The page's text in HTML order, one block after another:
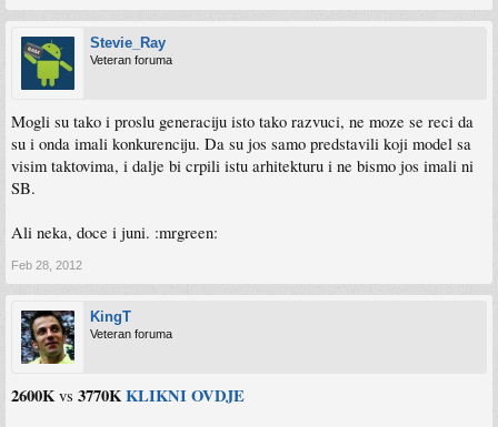
Stevie_Ray
Veteran foruma
Mogli su tako i proslu generaciju isto tako razvuci, ne moze se reci da
su i onda imali konkurenciju. Da su jos samo predstavili koji model sa
visim taktovima, i dalje bi crpili istu arhitekturu i ne bismo jos imali ni
SB.
Ali neka, doce i juni. :mrgreen:
Feb 28, 2012
KingT
Veteran foruma
2600Kvs 3770KKLIKNI OVDJE